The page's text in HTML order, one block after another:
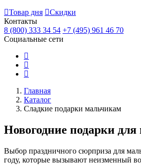
Товар дня
Скидки
Контакты
8 (800) 333 34 54 +7 (495) 961 46 70
Социальные сети
Главная
Каталог
Сладкие подарки мальчикам
Новогодние подарки
Выбор праздничного сюрприза для
году, которые вызывают неизменный